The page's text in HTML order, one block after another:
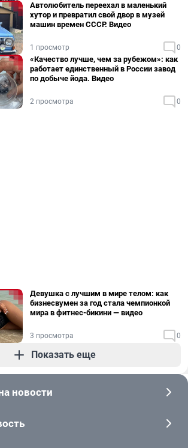
Автолюбитель переехал в маленький
хутор и превратил свой двор в музей
машин времен СССР. Видео
1 просмотр 0
«Качество лучше, чем за рубежом»: как
работает единственный в России завод
по добыче йода. Видео
2 просмотра 0
Девушка с лучшим в мире телом: как
бизнесвумен за год стала чемпионкой
мира в фитнес-бикини — видео
3 просмотра 0
Показать еще
новости